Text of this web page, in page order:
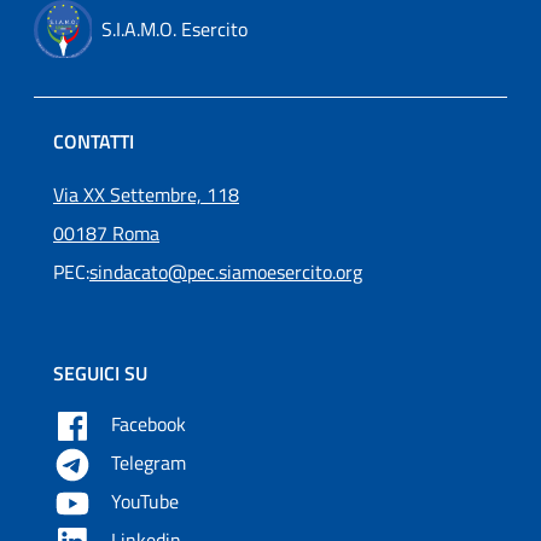
S.I.A.M.O. Esercito
CONTATTI
Via XX Settembre, 118
00187 Roma
PEC:sindacato@pec.siamoesercito.org
SEGUICI SU
Facebook
Telegram
YouTube